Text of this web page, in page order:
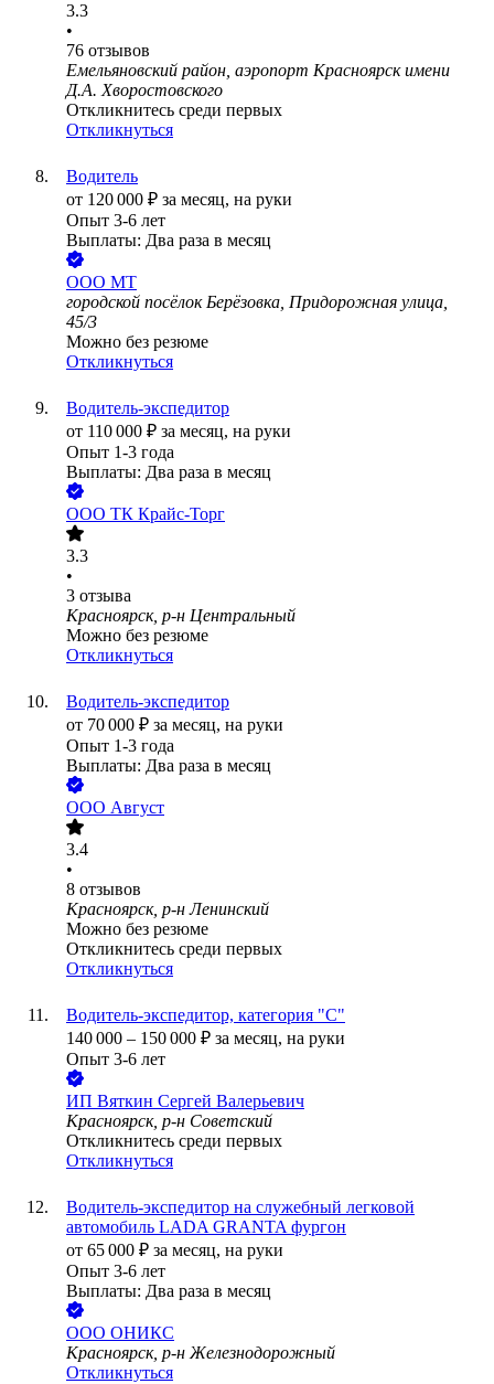
3.3
•
76 отзывов
Емельяновский район, аэропорт Красноярск имени
Д.А. Хворостовского
Откликнитесь среди первых
Откликнуться
Водитель
от 120 000 ₽ за месяц, на руки
Опыт 3-6 лет
Выплаты: Два раза в месяц
ООО МТ
городской посёлок Берёзовка, Придорожная улица,
45/3
Можно без резюме
Откликнуться
Водитель-экспедитор
от 110 000 ₽ за месяц, на руки
Опыт 1-3 года
Выплаты: Два раза в месяц
ООО ТК Крайс-Торг
3.3
•
3 отзыва
Красноярск, р-н Центральный
Можно без резюме
Откликнуться
Водитель-экспедитор
от 70 000 ₽ за месяц, на руки
Опыт 1-3 года
Выплаты: Два раза в месяц
ООО Август
3.4
•
8 отзывов
Красноярск, р-н Ленинский
Можно без резюме
Откликнитесь среди первых
Откликнуться
Водитель-экспедитор, категория "С"
140 000 – 150 000 ₽ за месяц, на руки
Опыт 3-6 лет
ИП Вяткин Сергей Валерьевич
Красноярск, р-н Советский
Откликнитесь среди первых
Откликнуться
Водитель-экспедитор на служебный легковой
автомобиль LADA GRANTA фургон
от 65 000 ₽ за месяц, на руки
Опыт 3-6 лет
Выплаты: Два раза в месяц
ООО ОНИКС
Красноярск, р-н Железнодорожный
Откликнуться